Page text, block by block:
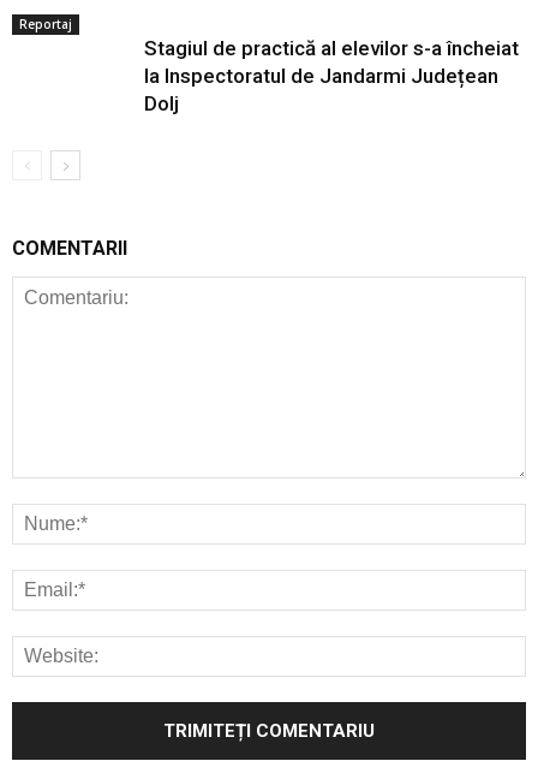
Reportaj
Stagiul de practică al elevilor s-a încheiat
la Inspectoratul de Jandarmi Județean
Dolj
COMENTARII